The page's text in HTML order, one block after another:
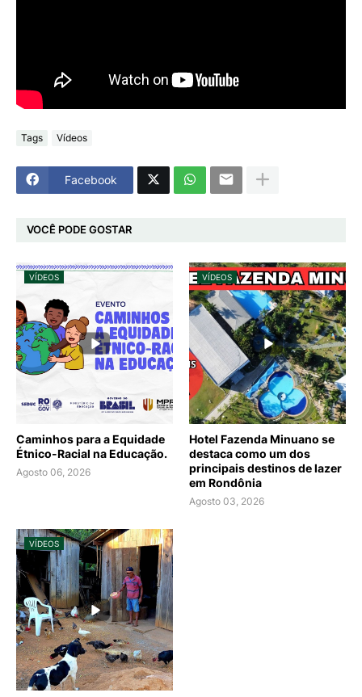
Tags Vídeos
Facebook
VOCÊ PODE GOSTAR
VÍDEOS
Caminhos para a Equidade
Étnico-Racial na Educação.
Agosto 06, 2026
VÍDEOS
Hotel Fazenda Minuano se
destaca como um dos
principais destinos de lazer
em Rondônia
Agosto 03, 2026
VÍDEOS